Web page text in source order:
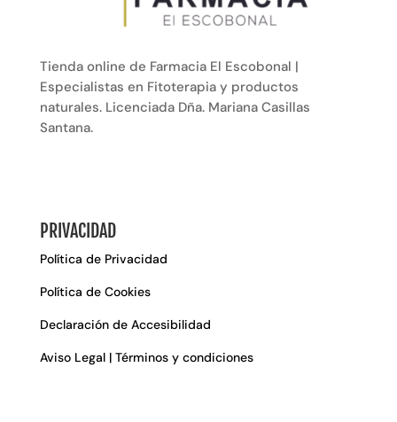
Tienda online de Farmacia El Escobonal |
Especialistas en Fitoterapia y productos
naturales. Licenciada Dña. Mariana Casillas
Santana.
PRIVACIDAD
Política de Privacidad
Política de Cookies
Declaración de Accesibilidad
Aviso Legal | Términos y condiciones